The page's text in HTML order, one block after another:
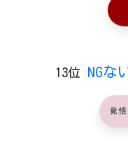
13位 NGな
覚